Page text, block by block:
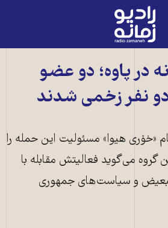
رادیو
زمانه
به
اصلی
در پاوه؛ دو عضو
نفر زخمی شدند
«خۆری هیوا» مسئولیت این حمله را
گروه می‌گوید فعالیتش مقابله با
و سیاست‌های جمهوری